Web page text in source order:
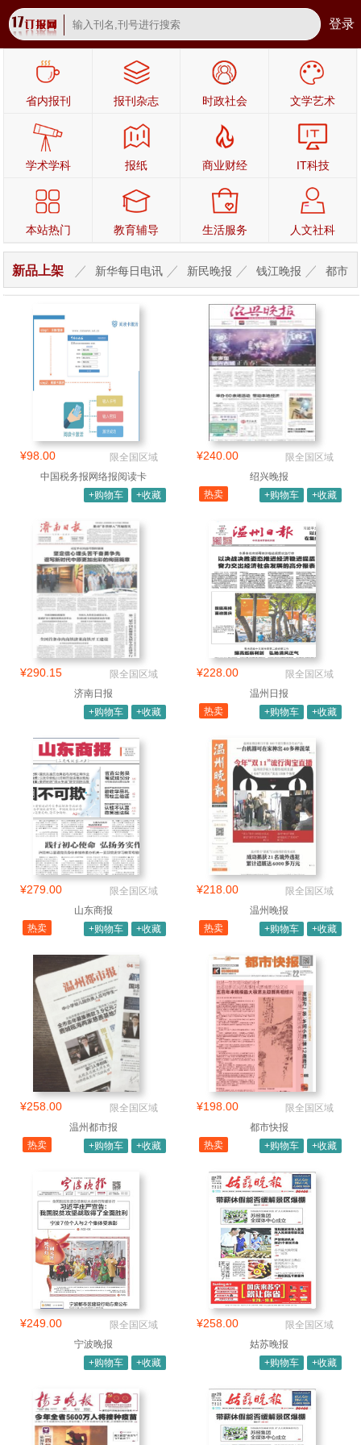
登录
省内报刊 报刊杂志 时政社会 文学艺术
学术学科 报纸 商业财经 IT科技
本站热门 教育辅导 生活服务 人文社科
新品上架 新华每日电讯 新民晚报 钱江晚报 都市
姑苏晚报 杭州日报 宁波晚报
¥98.00
限全国区域
中国税务报网络报阅读卡
+购物车
+收藏
¥240.00
限全国区域
绍兴晚报
热卖
+购物车 +收藏
¥290.15
限全国区域
济南日报
+购物车
+收藏
¥228.00
限全国区域
温州日报
热卖
+购物车 +收藏
¥279.00
限全国区域
山东商报
热卖
+购物车 +收藏
¥218.00
限全国区域
温州晚报
热卖
+购物车 +收藏
¥258.00
限全国区域
温州都市报
热卖
+购物车 +收藏
¥198.00
限全国区域
都市快报
热卖
+购物车 +收藏
¥249.00
限全国区域
宁波晚报
+购物车
+收藏
¥258.00
限全国区域
姑苏晚报
+购物车
+收藏